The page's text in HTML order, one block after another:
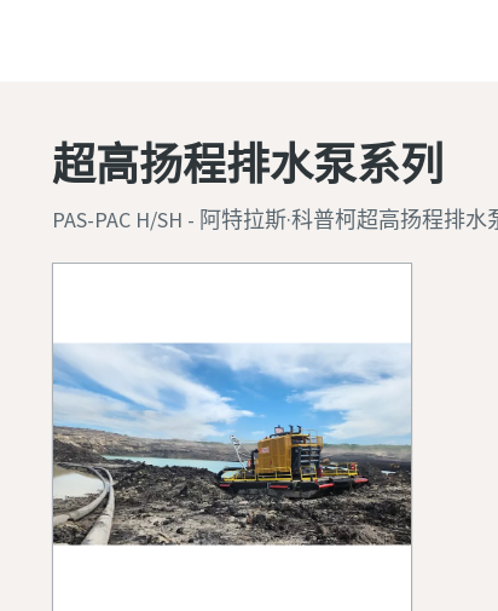
超高扬程排水泵系列
PAS-PAC H/SH - 阿特拉斯·科普柯超高扬程排